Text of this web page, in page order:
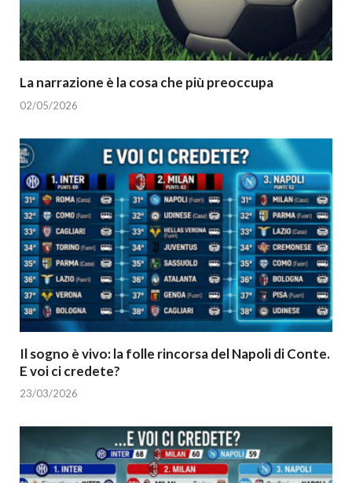
La narrazione è la cosa che più preoccupa
02/05/2026
Il sogno è vivo: la folle rincorsa del Napoli di Conte.
E voi ci credete?
23/03/2026